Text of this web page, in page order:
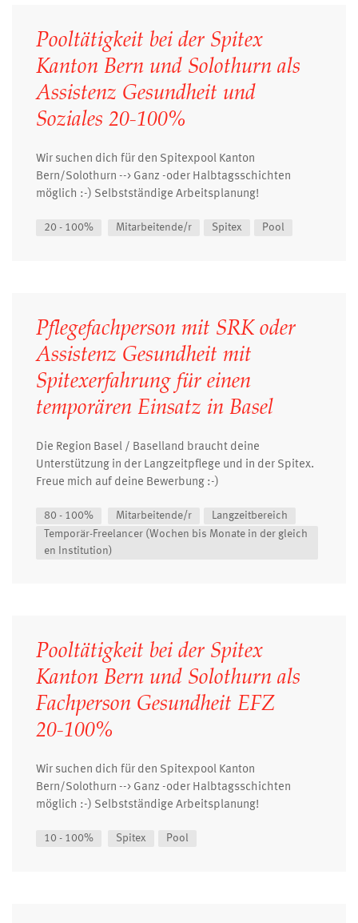
Pooltätigkeit bei der Spitex
Kanton Bern und Solothurn als
Assistenz Gesundheit und
Soziales 20-100%
Wir suchen dich für den Spitexpool Kanton
Bern/Solothurn --> Ganz -oder Halbtagsschichten
möglich :-) Selbstständige Arbeitsplanung!
20 - 100% Mitarbeitende/r Spitex Pool
Pflegefachperson mit SRK oder
Assistenz Gesundheit mit
Spitexerfahrung für einen
temporären Einsatz in Basel
Die Region Basel / Baselland braucht deine
Unterstützung in der Langzeitpflege und in der Spitex.
Freue mich auf deine Bewerbung :-)
80 - 100% Mitarbeitende/r
Langzeitbereich
Temporär-Freelancer (Wochen bis Monate in der gleich
en Institution)
Pooltätigkeit bei der Spitex
Kanton Bern und Solothurn als
Fachperson Gesundheit EFZ
20-100%
Wir suchen dich für den Spitexpool Kanton
Bern/Solothurn --> Ganz -oder Halbtagsschichten
möglich :-) Selbstständige Arbeitsplanung!
10 - 100% Spitex Pool